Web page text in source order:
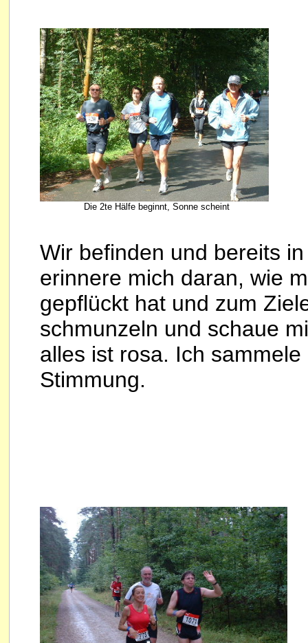
Die 2te Hälfe beginnt, Sonne scheint
Wir befinden und bereits
erinnere mich daran, wie
gepflückt hat und zum
schmunzeln und schaue
alles ist rosa. Ich
Stimmung.